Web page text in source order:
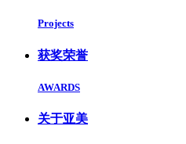
Projects
获奖荣誉
AWARDS
关于亚美